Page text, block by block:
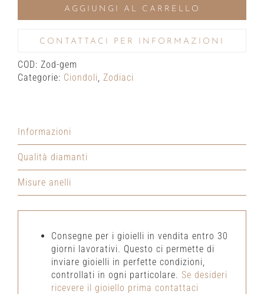
AGGIUNGI AL CARRELLO
CONTATTACI PER INFORMAZIONI
COD: Zod-gem
Categorie: Ciondoli, Zodiaci
Informazioni
Qualità diamanti
Misure anelli
Consegne per i gioielli in vendita entro 30
giorni lavorativi. Questo ci permette di
inviare gioielli in perfette condizioni,
controllati in ogni particolare. Se desideri
ricevere il gioiello prima contattaci